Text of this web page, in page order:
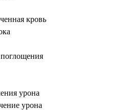
кровь
урона
урона